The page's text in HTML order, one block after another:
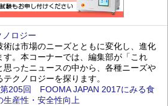
ノロジー
は市場のニーズとともに変化し、進化
す。本コーナーでは、編集部が「これ
思ったニュースの中から、各種ニーズや
テクノロジーを探ります。
第205回 FOOMA JAPAN 2017にみる食
生産性・安全性向上